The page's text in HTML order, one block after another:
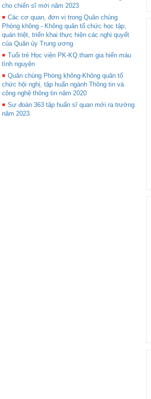
cho chiến sĩ mới năm 2023
Các cơ quan, đơn vị trong Quân chủng
Phòng không - Không quân tổ chức học tập,
quán triệt, triển khai thực hiện các nghị quyết
của Quân ủy Trung ương
Tuổi trẻ Học viện PK-KQ tham gia hiến máu
tình nguyện
Quân chủng Phòng không-Không quân tổ
chức hội nghị, tập huấn ngành Thông tin và
công nghệ thông tin năm 2020
Sư đoàn 363 tập huấn sĩ quan mới ra trường
năm 2023